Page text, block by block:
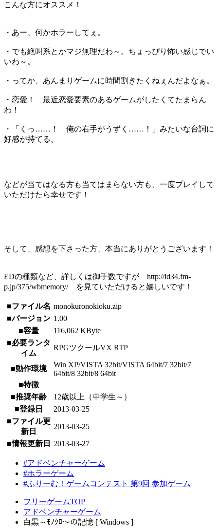
こんな方にオススメ！
・あー、何かホラーしてぇ。
・でも絶叫系とかマジ無理だわ～。ちょっぴり怖い感じでい
いわ～。
・ってか、あんまりゲームに時間割きたくねぇんだよなぁ。
・恋愛！ 最近恋愛要素のあるゲームがしたくてたまらん
わ！
・「くっ……！ 俺の右手がうずく……！」みたいな台詞に
好感が持てる。
などが当てはなる方も当てはまらない方も、一度プレイして
いただけたら幸せです！
そして、感想を下さった方、本当にありがとうございます！
EDの種類など、詳しくは御手数ですが http://id34.fm-
p.jp/375/wbmemory/ を見ていただけると嬉しいです！
■ファイル名 monokuronokioku.zip
■バージョン 1.00
■容量
116,062 KByte
■必要ランタ
イム
RPGツクールVX RTP
■動作環境
Win XP/VISTA 32bit/VISTA 64bit/7 32bit/7
64bit/8 32bit/8 64bit
■特徴
■推奨年齢
12歳以上（中学生～）
■登録日
2013-03-25
■ファイル更
新日
2013-03-25
■情報更新日 2013-03-27
#アドベンチャーゲーム
#ホラーゲーム
#ふりーむ！ゲームコンテスト 第9回 参加ゲーム
フリーゲームTOP
アドベンチャーゲーム
白黒～ﾓﾉｸﾛ～の記憶 [ Windows ]